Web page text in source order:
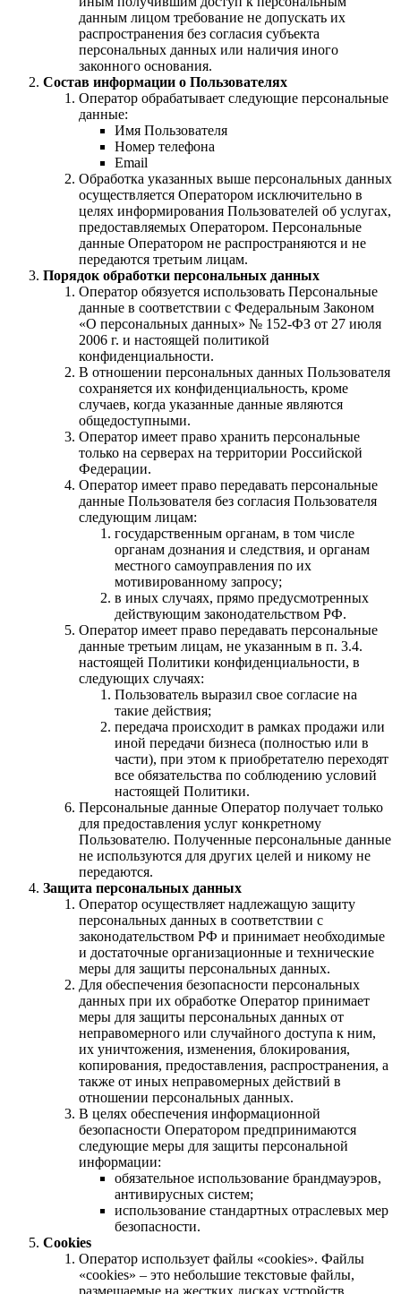
данным лицом требование не допускать их
распространения без согласия субъекта
персональных данных или наличия иного
законного основания.
Состав информации о Пользователях
Оператор обрабатывает следующие персональные
данные:
Имя Пользователя
Номер телефона
Email
Обработка указанных выше персональных данных
осуществляется Оператором исключительно в
целях информирования Пользователей об услугах,
предоставляемых Оператором. Персональные
данные Оператором не распространяются и не
передаются третьим лицам.
Порядок обработки персональных данных
Оператор обязуется использовать Персональные
данные в соответствии с Федеральным Законом
«О персональных данных» № 152-ФЗ от 27 июля
2006 г. и настоящей политикой
конфиденциальности.
В отношении персональных данных Пользователя
сохраняется их конфиденциальность, кроме
случаев, когда указанные данные являются
общедоступными.
Оператор имеет право хранить персональные
только на серверах на территории Российской
Федерации.
Оператор имеет право передавать персональные
данные Пользователя без согласия Пользователя
следующим лицам:
государственным органам, в том числе
органам дознания и следствия, и органам
местного самоуправления по их
мотивированному запросу;
в иных случаях, прямо предусмотренных
действующим законодательством РФ.
Оператор имеет право передавать персональные
данные третьим лицам, не указанным в п. 3.4.
настоящей Политики конфиденциальности, в
следующих случаях:
Пользователь выразил свое согласие на
такие действия;
передача происходит в рамках продажи или
иной передачи бизнеса (полностью или в
части), при этом к приобретателю переходят
все обязательства по соблюдению условий
настоящей Политики.
Персональные данные Оператор получает только
для предоставления услуг конкретному
Пользователю. Полученные персональные данные
не используются для других целей и никому не
передаются.
Защита персональных данных
Оператор осуществляет надлежащую защиту
персональных данных в соответствии с
законодательством РФ и принимает необходимые
и достаточные организационные и технические
меры для защиты персональных данных.
Для обеспечения безопасности персональных
данных при их обработке Оператор принимает
меры для защиты персональных данных от
неправомерного или случайного доступа к ним,
их уничтожения, изменения, блокирования,
копирования, предоставления, распространения, а
также от иных неправомерных действий в
отношении персональных данных.
В целях обеспечения информационной
безопасности Оператором предпринимаются
следующие меры для защиты персональной
информации:
обязательное использование брандмауэров,
антивирусных систем;
использование стандартных отраслевых мер
безопасности.
Cookies
Оператор использует файлы «cookies». Файлы
«cookies» – это небольшие текстовые файлы,